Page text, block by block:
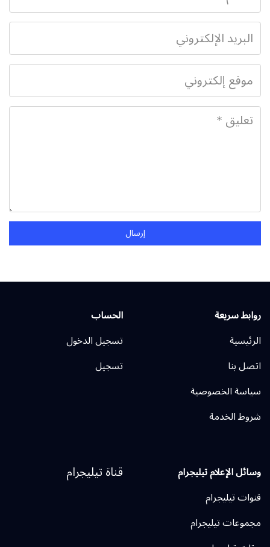
إرسال
روابط سريعة
الرئيسية
اتصل بنا
سياسة الخصوصية
شروط الخدمة
الحساب
تسجيل الدخول
تسجيل
وسائل الإعلام تيليجرام
قنوات تيليجرام
مجموعات تيليجرام
قناة تيليجرام